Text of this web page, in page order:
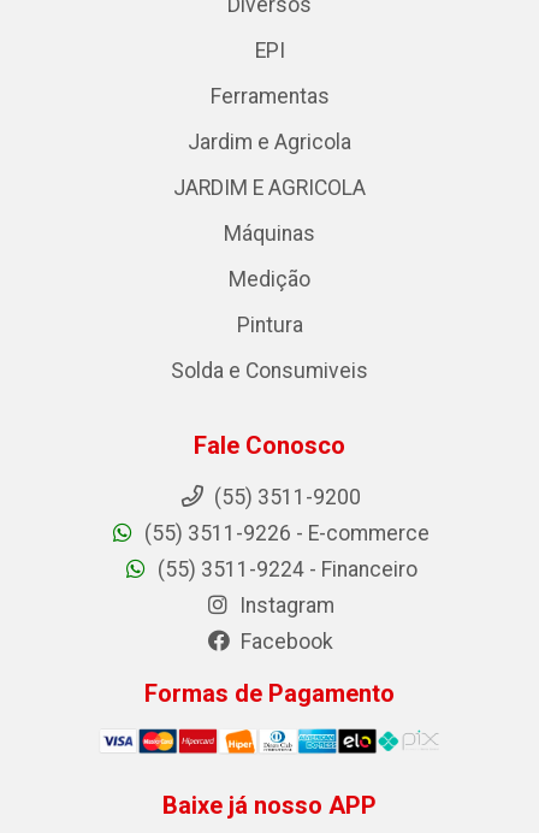
EPI
Ferramentas
Jardim e Agricola
JARDIM E AGRICOLA
Máquinas
Medição
Pintura
Solda e Consumiveis
Fale Conosco
(55) 3511-9200
(55) 3511-9226 - E-commerce
(55) 3511-9224 - Financeiro
Instagram
Facebook
Formas de Pagamento
Baixe já nosso APP